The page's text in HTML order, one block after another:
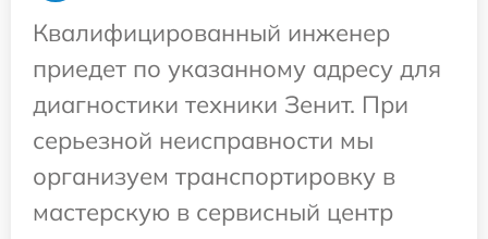
Квалифицированный инженер
приедет по указанному адресу для
диагностики техники Зенит. При
серьезной неисправности мы
организуем транспортировку в
мастерскую в сервисный центр